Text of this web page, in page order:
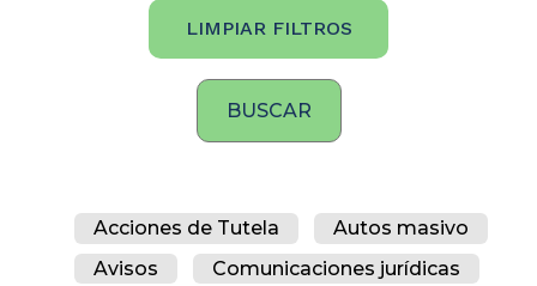
LIMPIAR FILTROS
Acciones de Tutela
Autos masivo
Avisos
Comunicaciones jurídicas